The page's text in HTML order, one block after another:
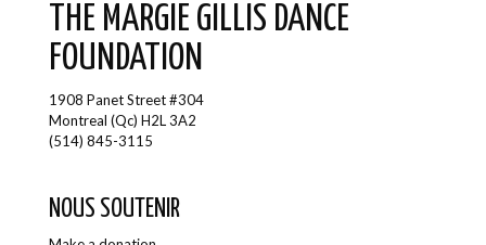
THE MARGIE GILLIS DANCE
FOUNDATION
1908 Panet Street #304
Montreal (Qc) H2L 3A2
(514) 845-3115
NOUS SOUTENIR